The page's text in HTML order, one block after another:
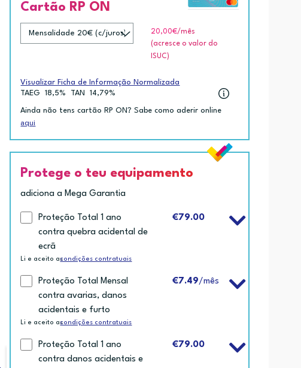
Cartão RP ON
20,00€/mês
(acresce o valor do
ISUC)
Visualizar Ficha de Informação Normalizada
TAEG
18,5% TAN 14,79%
Ainda não tens cartão RP ON? Sabe como aderir online
aqui
Protege o teu equipamento
adiciona a Mega Garantia
Proteção Total 1 ano
contra quebra acidental de
ecrã
€79.00
Li e aceito ascondições contratuais
Proteção Total Mensal
contra avarias, danos
acidentais e furto
€7.49/mês
Li e aceito ascondições contratuais
Proteção Total 1 ano
contra danos acidentais e
€79.00